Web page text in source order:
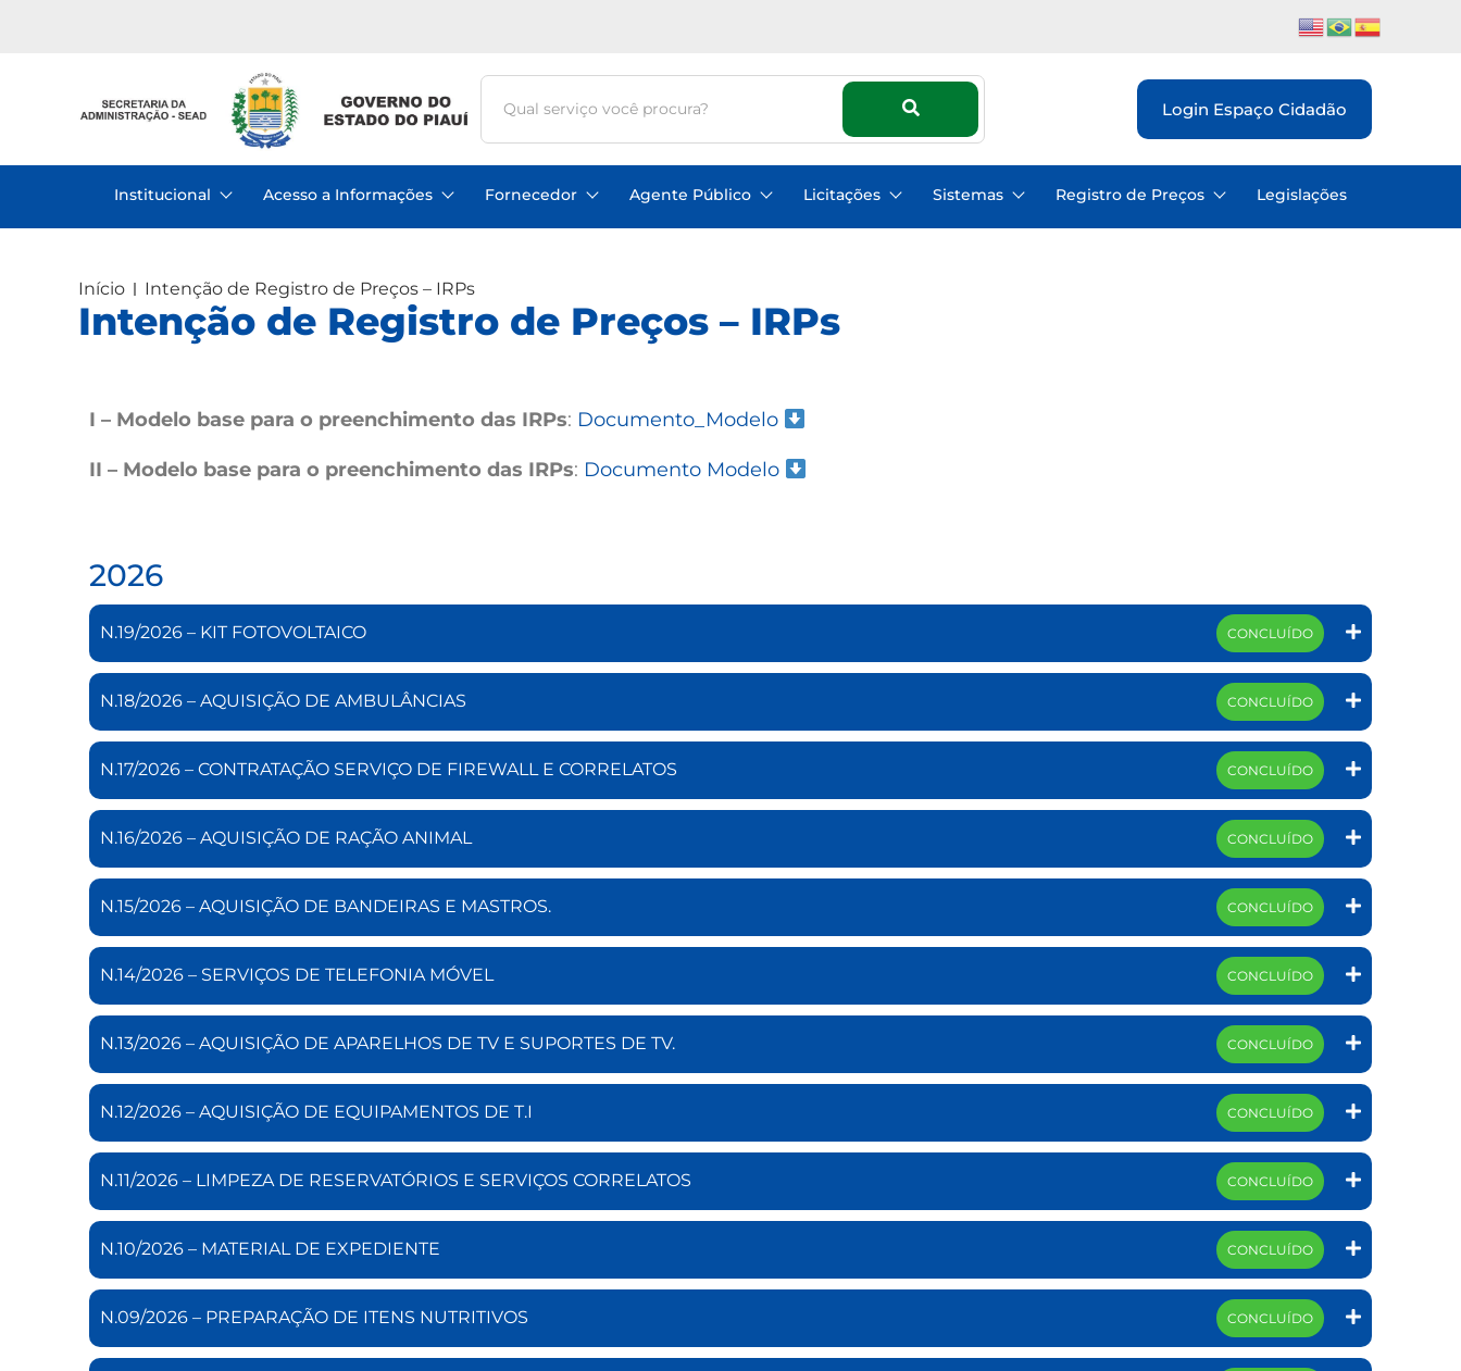
Login Espaço Cidadão
Institucional Acesso a Informações Fornecedor Agente Público Licitações Sistemas Registro de Preços Legislações
Início Intenção de Registro de Preços – IRPs
Intenção de Registro de Preços – IRPs
I – Modelo base para o preenchimento das IRPs: Documento_Modelo
II – Modelo base para o preenchimento das IRPs: Documento Modelo
2026
N.19/2026 – KIT FOTOVOLTAICO CONCLUÍDO
N.18/2026 – AQUISIÇÃO DE AMBULÂNCIAS CONCLUÍDO
N.17/2026 – CONTRATAÇÃO SERVIÇO DE FIREWALL E CORRELATOS CONCLUÍDO
N.16/2026 – AQUISIÇÃO DE RAÇÃO ANIMAL CONCLUÍDO
N.15/2026 – AQUISIÇÃO DE BANDEIRAS E MASTROS. CONCLUÍDO
N.14/2026 – SERVIÇOS DE TELEFONIA MÓVEL CONCLUÍDO
N.13/2026 – AQUISIÇÃO DE APARELHOS DE TV E SUPORTES DE TV. CONCLUÍDO
N.12/2026 – AQUISIÇÃO DE EQUIPAMENTOS DE T.I CONCLUÍDO
N.11/2026 – LIMPEZA DE RESERVATÓRIOS E SERVIÇOS CORRELATOS CONCLUÍDO
N.10/2026 – MATERIAL DE EXPEDIENTE CONCLUÍDO
N.09/2026 – PREPARAÇÃO DE ITENS NUTRITIVOS CONCLUÍDO